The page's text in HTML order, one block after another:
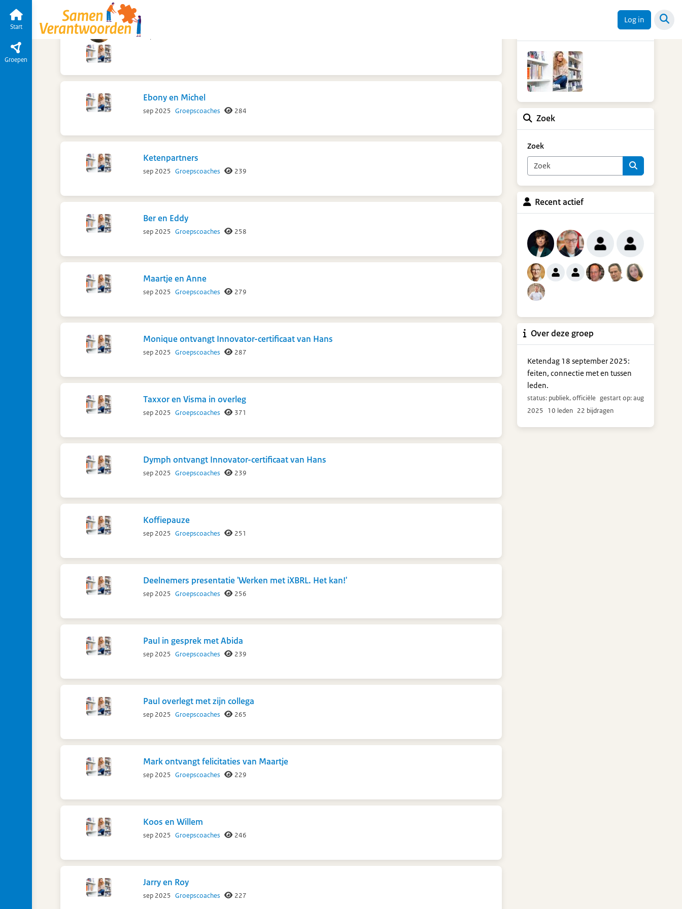
Log in
Start
Groepen
Ketendag 18 september 2025
Ebony en Michel
sep 2025 Groepscoaches 284
Ketenpartners
sep 2025 Groepscoaches 239
Ber en Eddy
sep 2025 Groepscoaches 258
Maartje en Anne
sep 2025 Groepscoaches 279
Monique ontvangt Innovator-certificaat van Hans
sep 2025 Groepscoaches 287
Taxxor en Visma in overleg
sep 2025 Groepscoaches 371
Dymph ontvangt Innovator-certificaat van Hans
sep 2025 Groepscoaches 239
Koffiepauze
sep 2025 Groepscoaches 251
Deelnemers presentatie 'Werken met iXBRL. Het kan!'
sep 2025 Groepscoaches 256
Paul in gesprek met Abida
sep 2025 Groepscoaches 239
Paul overlegt met zijn collega
sep 2025 Groepscoaches 265
Mark ontvangt felicitaties van Maartje
sep 2025 Groepscoaches 229
Koos en Willem
sep 2025 Groepscoaches 246
Jarry en Roy
sep 2025 Groepscoaches 227
Ketendag 18 september
Zoek
Zoek
Recent actief
Over deze groep
Ketendag 18 september 2025:
feiten, connectie met en tussen
leden.
status: publiek, officiële gestart op: aug
2025 10 leden 22 bijdragen